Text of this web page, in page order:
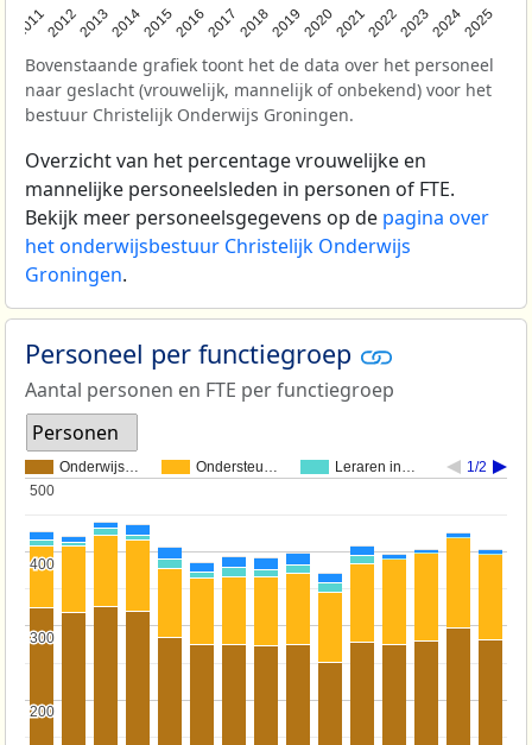
201120122013201420152016201720182019202020212022202320242025
Bovenstaande grafiek toont het de data over het personeel
naar geslacht (vrouwelijk, mannelijk of onbekend) voor het
bestuur Christelijk Onderwijs Groningen.
Overzicht van het percentage vrouwelijke en
mannelijke personeelsleden in personen of FTE.
Bekijk meer personeelsgegevens op de pagina over
het onderwijsbestuur Christelijk Onderwijs
Groningen.
Personeel per functiegroep
Aantal personen en FTE per functiegroep
Personen
Onderwijs… Ondersteu… Leraren in… 1/2
200
200
300
300
400
400
500
500